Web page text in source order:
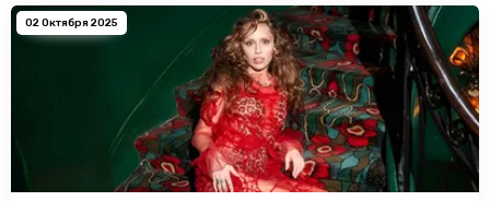
02 Октября 2025